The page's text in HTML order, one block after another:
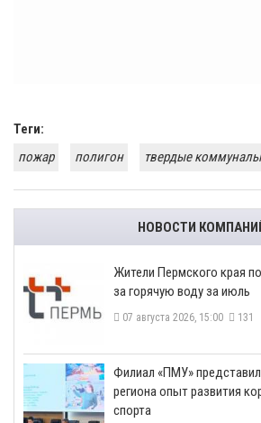
Теги:
пожар
полигон твердые
НОВОСТИ
​Жители Пермского края
за горячую воду за июль
07 августа 2026, 15:00 131
​Филиал «ПМУ»
региона опыт развития
спорта